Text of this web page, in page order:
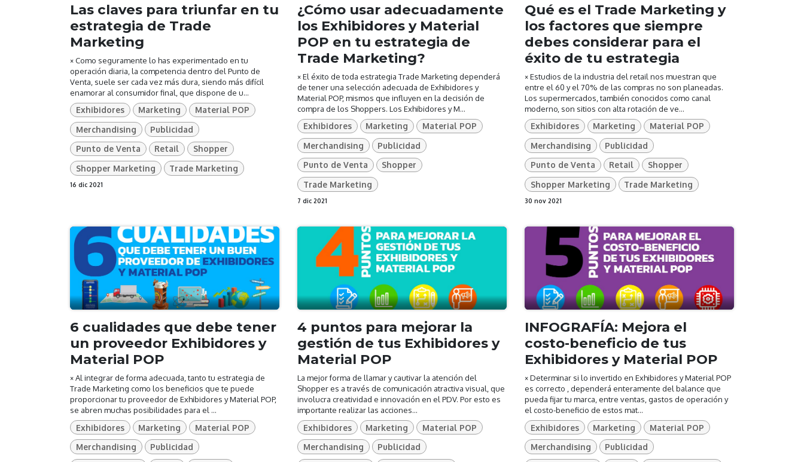
Las claves para triunfar en tu
estrategia de Trade
Marketing
× Como seguramente lo has experimentado en tu
operación diaria, la competencia dentro del Punto de
Venta, suele ser cada vez más dura, siendo más difícil
enamorar al consumidor final, que dispone de u...
Exhibidores Marketing
Material POP
Merchandising
Publicidad
Punto de Venta
Retail
Shopper
Shopper Marketing
Trade Marketing
16 dic 2021
¿Cómo usar adecuadamente
los Exhibidores y Material
POP en tu estrategia de
Trade Marketing?
× El éxito de toda estrategia Trade Marketing dependerá
de tener una selección adecuada de Exhibidores y
Material POP, mismos que influyen en la decisión de
compra de los Shoppers. Los Exhibidores y M...
Exhibidores Marketing
Material POP
Merchandising
Publicidad
Punto de Venta
Shopper
Trade Marketing
7 dic 2021
Qué es el Trade Marketing y
los factores que siempre
debes considerar para el
éxito de tu estrategia
× Estudios de la industria del retail nos muestran que
entre el 60 y el 70% de las compras no son planeadas.
Los supermercados, también conocidos como canal
moderno, son sitios con alta rotación de ve...
Exhibidores Marketing
Material POP
Merchandising
Publicidad
Punto de Venta
Retail
Shopper
Shopper Marketing
Trade Marketing
30 nov 2021
6 cualidades que debe tener
un proveedor Exhibidores y
Material POP
× Al integrar de forma adecuada, tanto tu estrategia de
Trade Marketing como los beneficios que te puede
proporcionar tu proveedor de Exhibidores y Material POP,
se abren muchas posibilidades para el ...
Exhibidores Marketing
Material POP
Merchandising
Publicidad
4 puntos para mejorar la
gestión de tus Exhibidores y
Material POP
La mejor forma de llamar y cautivar la atención del
Shopper es a través de comunicación atractiva visual, que
involucra creatividad e innovación en el PDV. Por esto es
importante realizar las acciones...
Exhibidores Marketing
Material POP
Merchandising
Publicidad
INFOGRAFÍA: Mejora el
costo-beneficio de tus
Exhibidores y Material POP
× Determinar si lo invertido en Exhibidores y Material POP
es correcto , dependerá enteramente del balance que
pueda fijar tu marca, entre ventas, gastos de operación y
el costo-beneficio de estos mat...
Exhibidores Marketing
Material POP
Merchandising
Publicidad